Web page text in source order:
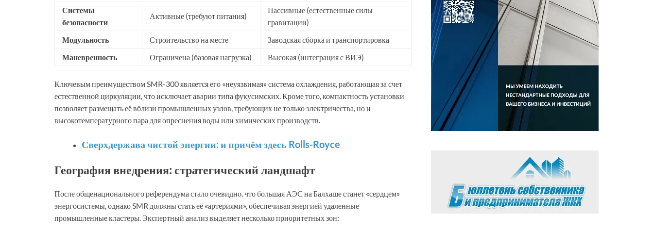
Системы
безопасности
Активные (требуют питания)
Пассивные (естественные силы
гравитации)
Модульность
Строительство на месте
Заводская сборка и транспортировка
Маневренность
Ограничена (базовая нагрузка) Высокая (интеграция с ВИЭ)
Ключевым преимуществом SMR-300 является его «неуязвимая» система охлаждения, работающая за счет
естественной циркуляции, что исключает аварии типа фукусимских. Кроме того, компактность установки
позволяет размещать её вблизи промышленных узлов, требующих не только электричества, но и
высокотемпературного пара для опреснения воды или химических производств.
Сверхдержава чистой энергии: и причём здесь Rolls-Royce
География внедрения: стратегический ландшафт
После общенационального референдума стало очевидно, что большая АЭС на Балхаше станет «сердцем»
энергосистемы, однако SMR должны стать её «артериями», обеспечивая энергией удаленные
промышленные кластеры. Экспертный анализ выделяет несколько приоритетных зон: